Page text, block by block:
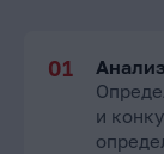
и